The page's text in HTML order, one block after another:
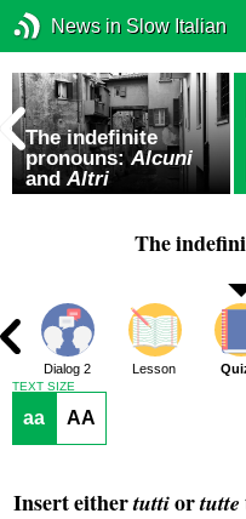
News in Slow Italian
The indefinite
pronouns:Alcuni
andAltri
The
Dialog 2 Lesson
TEXT SIZE
aa AA
Insert eithertuttiortutte